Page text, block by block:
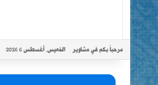
مرحباً بكم في مشاوير الخميس, أغسطس 6 2026